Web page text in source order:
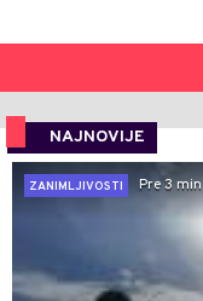
NAJNOVIJE
ZANIMLJIVOSTI
Pre 3 min